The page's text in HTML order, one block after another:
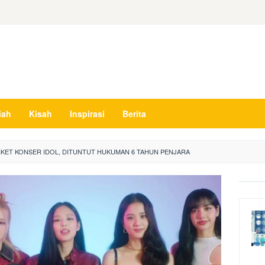
Kisah Inspirasi Berita
KONSER IDOL, DITUNTUT HUKUMAN 6 TAHUN PENJARA